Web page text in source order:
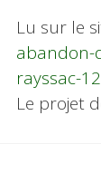
Lu sur le
abandon-
rayssac-
Le projet